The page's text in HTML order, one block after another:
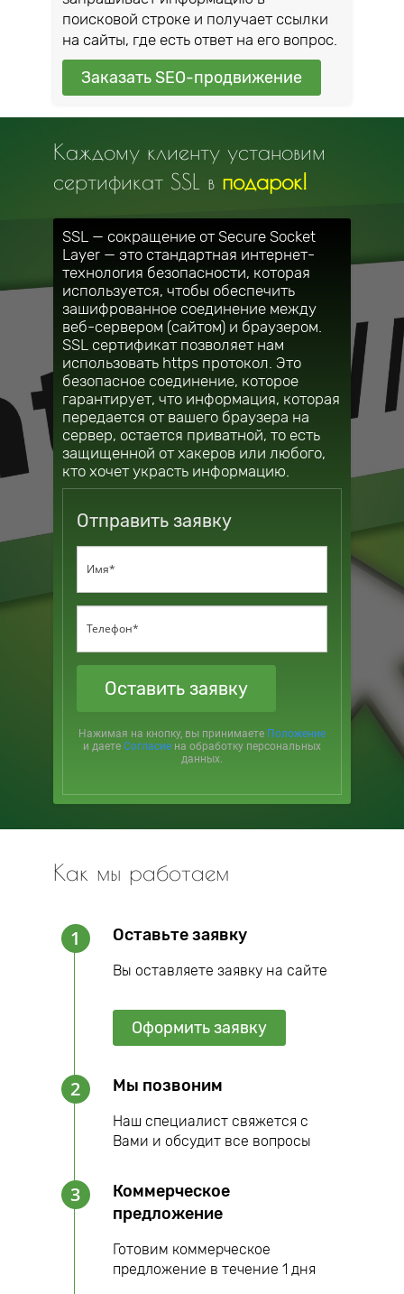
поисковой строке и получает ссылки
на сайты, где есть ответ на его вопрос.
Заказать SEO-продвижение
Каждому клиенту установим
сертификат SSL в подарок!
SSL — сокращение от Secure Socket
Layer — это стандартная интернет-
технология безопасности, которая
используется, чтобы обеспечить
зашифрованное соединение между
веб-сервером (сайтом) и браузером.
SSL сертификат позволяет нам
использовать https протокол. Это
безопасное соединение, которое
гарантирует, что информация, которая
передается от вашего браузера на
сервер, остается приватной, то есть
защищенной от хакеров или любого,
кто хочет украсть информацию.
Отправить заявку
Оставить заявку
Нажимая на кнопку, вы принимаете Положение
и даете Согласие на обработку персональных
данных.
Как мы работаем
1 Оставьте заявку
Вы оставляете заявку на сайте
Оформить заявку
2 Мы позвоним
Наш специалист свяжется с
Вами и обсудит все вопросы
3
Коммерческое
предложение
Готовим коммерческое
предложение в течение 1 дня